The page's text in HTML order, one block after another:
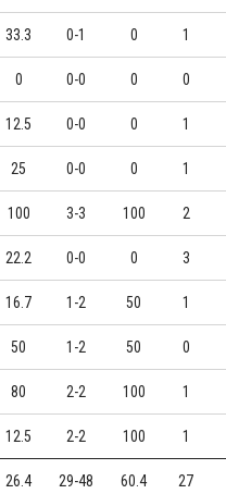
33.3 0-1 0 1
0 0-0 0 0
12.5 0-0 0 1
25 0-0 0 1
100 3-3 100 2
22.2 0-0 0 3
16.7 1-2 50 1
50 1-2 50 0
80 2-2 100 1
12.5 2-2 100 1
26.4 29-48 60.4 27